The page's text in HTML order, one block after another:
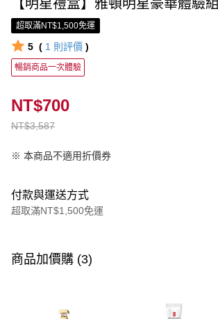
【明星禮盒】雅頓明星豪華體驗組
超取滿NT$1,500免運
5 ( 1 則評價 )
暢銷商品一次體驗
NT$3,587
NT$700
※ 本商品不適用折價券
付款與運送方式
超取滿NT$1,500免運
信用卡一次付款
商品加價購 (3)